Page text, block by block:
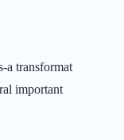
a transformat
important